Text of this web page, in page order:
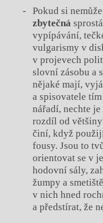
Pokud si
zbytečná
vypípávání,
vulgarismy v
v projevech
slovní zásobu a
nějaké mají,
a spisovatele
nářadí, nechte
rozdíl od
činí, když
fousy. Jsou to
orientovat se v
hodovní sály,
žumpy a
v nich hned
a předstírat, že